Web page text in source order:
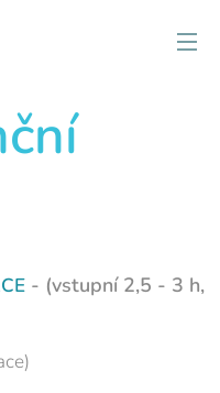
- (vstupní 2,5 - 3 h,